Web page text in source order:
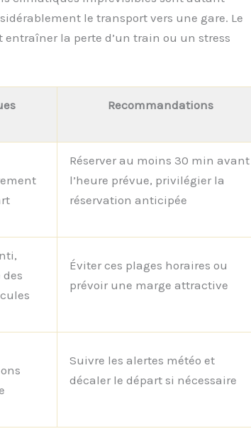
le transport vers une gare. Le
la perte d’un train ou un stress
Recommandations
Réserver au moins 30 min avant
l’heure prévue, privilégier la
réservation anticipée
Éviter ces plages horaires ou
prévoir une marge attractive
Suivre les alertes météo et
décaler le départ si nécessaire